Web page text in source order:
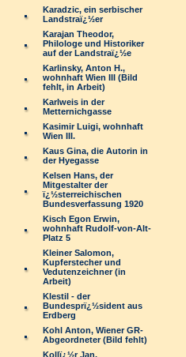
Karadzic, ein serbischer
Landstraï¿½er
Karajan Theodor,
Philologe und Historiker
auf der Landstraï¿½e
Karlinsky, Anton H.,
wohnhaft Wien III (Bild
fehlt, in Arbeit)
Karlweis in der
Metternichgasse
Kasimir Luigi, wohnhaft
Wien III.
Kaus Gina, die Autorin in
der Hyegasse
Kelsen Hans, der
Mitgestalter der
ï¿½sterreichischen
Bundesverfassung 1920
Kisch Egon Erwin,
wohnhaft Rudolf-von-Alt-
Platz 5
Kleiner Salomon,
Kupferstecher und
Vedutenzeichner (in
Arbeit)
Klestil - der
Bundesprï¿½sident aus
Erdberg
Kohl Anton, Wiener GR-
Abgeordneter (Bild fehlt)
Kollï¿½r Jan,